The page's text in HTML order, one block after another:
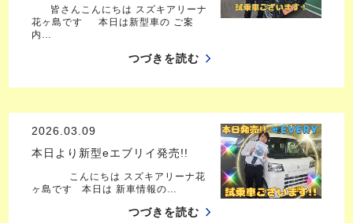
皆さんこんにちは スズキアリーナ
花ヶ島です 本日は新型車の ご案
内…
つづきを読む
2026.03.09
本日より新型eエブリイ発売!!
こんにちは スズキアリーナ花
ヶ島です 本日は 新車情報の…
つづきを読む